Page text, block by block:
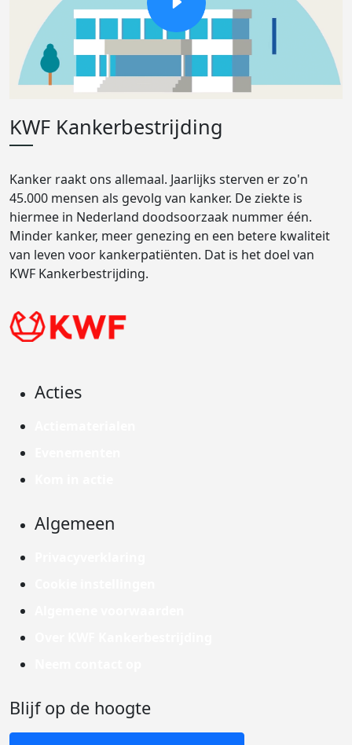
KWF Kankerbestrijding
Kanker raakt ons allemaal. Jaarlijks sterven er zo'n
45.000 mensen als gevolg van kanker. De ziekte is
hiermee in Nederland doodsoorzaak nummer één.
Minder kanker, meer genezing en een betere kwaliteit
van leven voor kankerpatiënten. Dat is het doel van
KWF Kankerbestrijding.
Acties
Algemeen
Blijf op de hoogte